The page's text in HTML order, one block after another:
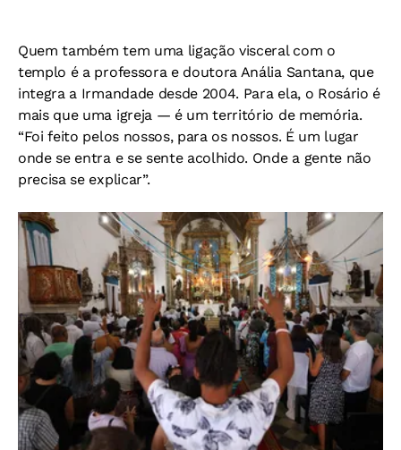
Quem também tem uma ligação visceral com o
templo é a professora e doutora Anália Santana, que
integra a Irmandade desde 2004. Para ela, o Rosário é
mais que uma igreja — é um território de memória.
“Foi feito pelos nossos, para os nossos. É um lugar
onde se entra e se sente acolhido. Onde a gente não
precisa se explicar”.